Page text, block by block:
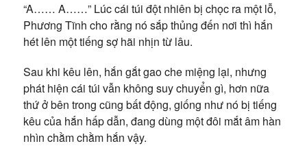
“A…… A……” Lúc cái túi đột nhiên bị chọc ra một lỗ,
Phương Tĩnh cho rằng nó sắp thủng đến nơi thì hắn
hét lên một tiếng sợ hãi nhịn từ lâu.
Sau khi kêu lên, hắn gắt gao che miệng lại, nhưng
phát hiện cái túi vẫn không suy chuyển gì, hơn nữa
thứ ở bên trong cũng bất động, giống như nó bị tiếng
kêu của hắn hấp dẫn, đang dùng một đôi mắt âm hàn
nhìn chằm chằm hắn vậy.